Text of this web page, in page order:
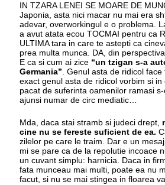
IN TZARA LENEI SE MOARE DE
Japonia, asta nici macar nu mai era
adevar, overworkingul e o problema.
a avut atata ecou TOCMAI pentru ca
ULTIMA tara in care te astepti ca
prea multa munca. DA, din
E ca si cum ai zice “un tzigan s-a
Germania”. Genul asta de ridicol
exact genul asta de ridicol vorbim si in
pacat de suferinta oamenilor ramasi
ajunsi numar de circ mediatic…
Mda, daca stai stramb si judeci drept,
cine nu se fereste suficient de ea.
zilelor pe care le traim. Dar e un
mi se pare ca de la repolutie incoace
un cuvant simplu: harnicia. Daca in
fata munceau mai multi, poate ea nu
facut, si nu se mai stingea in floarea